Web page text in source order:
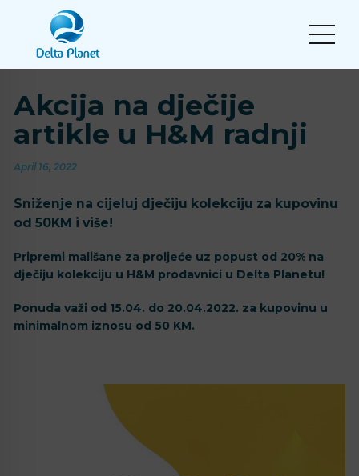
Akcija na dječije
artikle u H&M radnji
April 16, 2022
Sniženje na cijeluj dječiju kolekciju za kupovinu
od 50KM i više!
Pripremi mališane za proljeće uz popust od 20% na
dječiju kolekciju u H&M prodavnici u Delta Planetu!
Ponuda važi od 15.04. do 20.04.2022. za kupovinu u
minimalnom iznosu od 50 KM.